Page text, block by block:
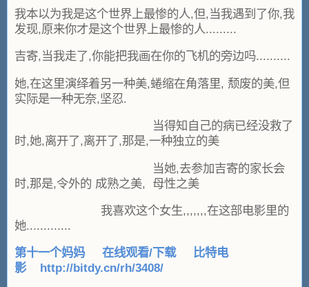
我本以为我是这个世界上最惨的人,但,当我遇到了你,我
发现,原来你才是这个世界上最惨的人.........
吉寄,当我走了,你能把我画在你的飞机的旁边吗..........
她,在这里演绎着另一种美,蜷缩在角落里, 颓废的美,但
实际是一种无奈,坚忍.
当得知自己的病已经没救了
时,她,离开了,离开了,那是,一种独立的美
当她,去参加吉寄的家长会
时,那是,令外的 成熟之美, 母性之美
我喜欢这个女生,,,,,,,在这部电影里的
她.............
第十一个妈妈
在线观看/下载
比特电
影
http://bitdy.cn/rh/3408/